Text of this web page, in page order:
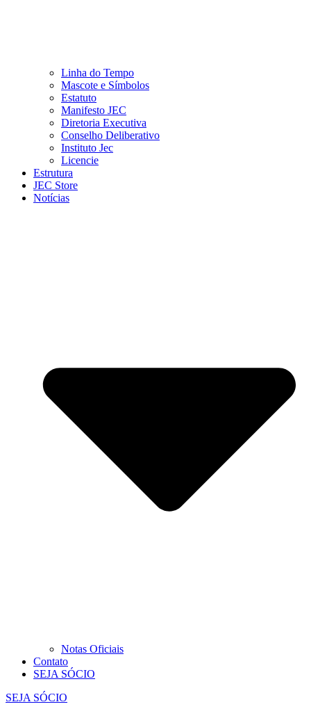
Linha do Tempo
Mascote e Símbolos
Estatuto
Manifesto JEC
Diretoria Executiva
Conselho Deliberativo
Instituto Jec
Licencie
Estrutura
JEC Store
Notícias
Notas Oficiais
Contato
SEJA SÓCIO
SEJA SÓCIO